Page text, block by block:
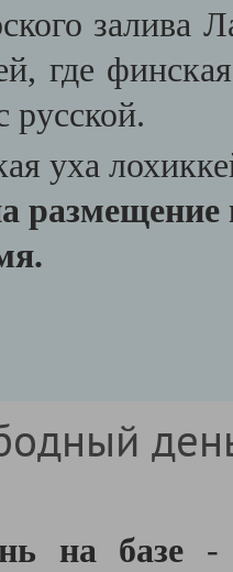
залива
где
русской.
уха
размещение
на базе -